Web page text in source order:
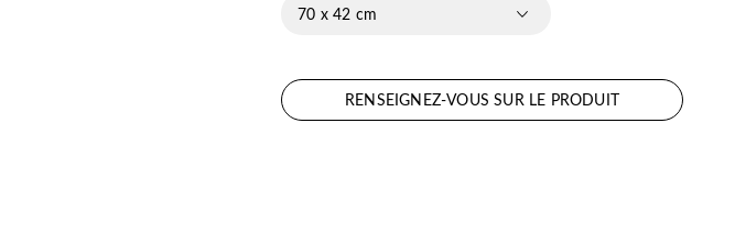
70 x 42 cm
RENSEIGNEZ-VOUS SUR LE PRODUIT